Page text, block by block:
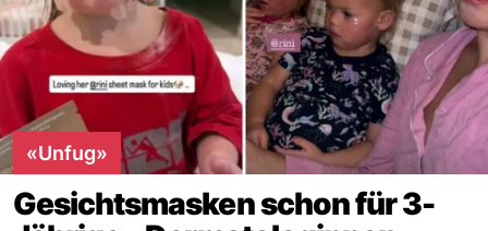
«Unfug»
Gesichtsmasken schon für 3-